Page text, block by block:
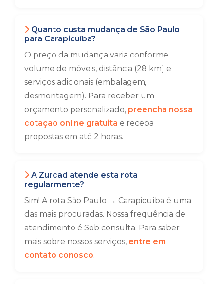
Quanto custa mudança de São Paulo
para Carapicuíba?
O preço da mudança varia conforme
volume de móveis, distância (28 km) e
serviços adicionais (embalagem,
desmontagem). Para receber um
orçamento personalizado, preencha nossa
cotação online gratuita e receba
propostas em até 2 horas.
A Zurcad atende esta rota
regularmente?
Sim! A rota São Paulo → Carapicuíba é uma
das mais procuradas. Nossa frequência de
atendimento é Sob consulta. Para saber
mais sobre nossos serviços, entre em
contato conosco.